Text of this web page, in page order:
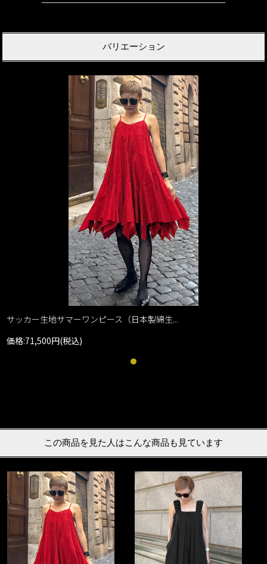
バリエーション
サッカー生地サマーワンピース（日本製綿生...
価格:71,500円(税込)
この商品を見た人はこんな商品も見ています